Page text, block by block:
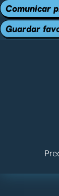
Comunicar
Guardar